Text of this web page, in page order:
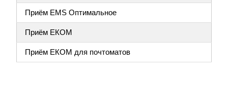
Приём EMS Оптимальное
Приём ЕКОМ
Приём ЕКОМ для почтоматов